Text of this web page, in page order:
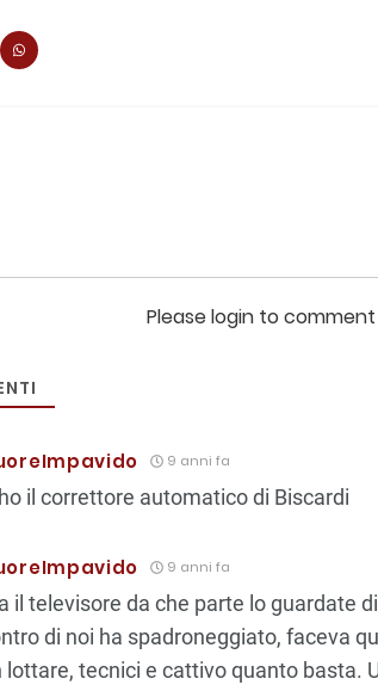
Please login to comment
9 anni fa
il correttore automatico di Biscardi
9 anni fa
il televisore da che parte lo guardate
di noi ha spadroneggiato, faceva
lottare, tecnici e cattivo quanto basta.